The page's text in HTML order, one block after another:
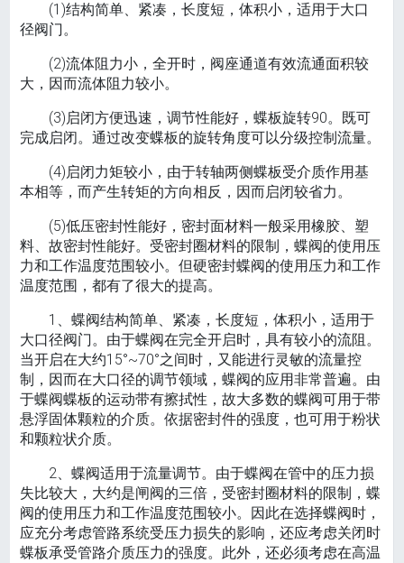
(1)结构简单、紧凑，长度短，体积小，适用于大口
径阀门。
(2)流体阻力小，全开时，阀座通道有效流通面积较
大，因而流体阻力较小。
(3)启闭方便迅速，调节性能好，蝶板旋转90。既可
完成启闭。通过改变蝶板的旋转角度可以分级控制流量。
(4)启闭力矩较小，由于转轴两侧蝶板受介质作用基
本相等，而产生转矩的方向相反，因而启闭较省力。
(5)低压密封性能好，密封面材料一般采用橡胶、塑
料、故密封性能好。受密封圈材料的限制，蝶阀的使用压
力和工作温度范围较小。但硬密封蝶阀的使用压力和工作
温度范围，都有了很大的提高。
1、蝶阀结构简单、紧凑，长度短，体积小，适用于
大口径阀门。由于蝶阀在完全开启时，具有较小的流阻。
当开启在大约15°~70°之间时，又能进行灵敏的流量控
制，因而在大口径的调节领域，蝶阀的应用非常普遍。由
于蝶阀蝶板的运动带有擦拭性，故大多数的蝶阀可用于带
悬浮固体颗粒的介质。依据密封件的强度，也可用于粉状
和颗粒状介质。
2、蝶阀适用于流量调节。由于蝶阀在管中的压力损
失比较大，大约是闸阀的三倍，受密封圈材料的限制，蝶
阀的使用压力和工作温度范围较小。因此在选择蝶阀时，
应充分考虑管路系统受压力损失的影响，还应考虑关闭时
蝶板承受管路介质压力的强度。此外，还必须考虑在高温